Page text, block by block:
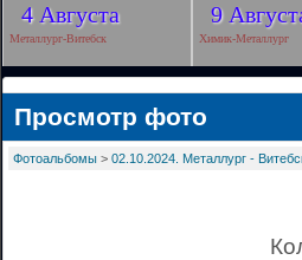
4 Августа 9
Металлург-Витебск Химик-Металлург
Просмотр фото
Фотоальбомы > 02.10.2024. Металлург -